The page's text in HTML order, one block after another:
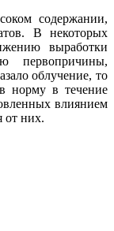
содержании,
В некоторых
выработки
первопричины,
облучение, то
норму в течение
влиянием
от них.